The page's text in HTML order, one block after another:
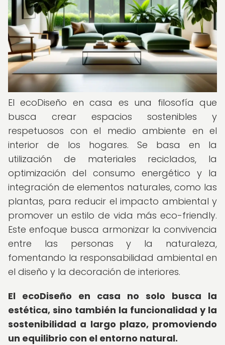
El ecoDiseño en casa es una filosofía que
busca crear espacios sostenibles y
respetuosos con el medio ambiente en el
interior de los hogares. Se basa en la
utilización de materiales reciclados, la
optimización del consumo energético y la
integración de elementos naturales, como las
plantas, para reducir el impacto ambiental y
promover un estilo de vida más eco-friendly.
Este enfoque busca armonizar la convivencia
entre las personas y la naturaleza,
fomentando la responsabilidad ambiental en
el diseño y la decoración de interiores.
El ecoDiseño en casa no solo busca la
estética, sino también la funcionalidad y la
sostenibilidad a largo plazo, promoviendo
un equilibrio con el entorno natural.